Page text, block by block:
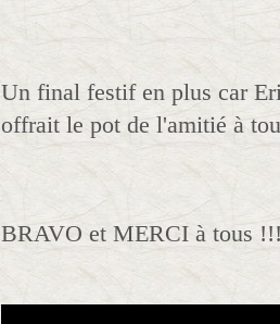
Un final festif en plus car
offrait le pot de l'amitié à
BRAVO et MERCI à tous